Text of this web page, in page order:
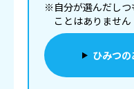
※自分が選んだしつ
ことはありません
ひみつの